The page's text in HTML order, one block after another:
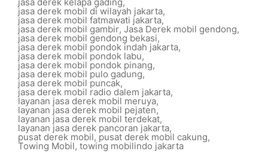
jasa derek mobil di wilayah jakarta,
jasa derek mobil fatmawati jakarta,
jasa derek mobil gambir, Jasa Derek mobil gendong,
jasa derek mobil gendong bekasi,
jasa derek mobil pondok indah jakarta,
jasa derek mobil pondok labu,
jasa derek mobil pondok pinang,
jasa derek mobil pulo gadung,
jasa derek mobil puncak,
jasa derek mobil radio dalem jakarta,
layanan jasa derek mobil meruya,
layanan jasa derek mobil pejaten,
layanan jasa derek mobil terdekat,
layanan jasa derek pancoran jakarta,
pusat derek mobil, pusat derek mobil cakung,
Towing Mobil, towing mobilindo jakarta